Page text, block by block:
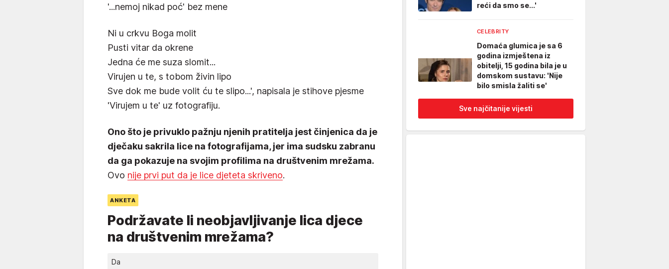
'...nemoj nikad poć' bez mene
Ni u crkvu Boga molit
Pusti vitar da okrene
Jedna će me suza slomit...
Virujen u te, s tobom živin lipo
Sve dok me bude volit ću te slipo...', napisala je stihove pjesme
'Virujem u te' uz fotografiju.
Ono što je privuklo pažnju njenih pratitelja jest činjenica da je
dječaku sakrila lice na fotografijama, jer ima sudsku zabranu
da ga pokazuje na svojim profilima na društvenim mrežama.
Ovo nije prvi put da je lice djeteta skriveno.
ANKETA
Podržavate li neobjavljivanje lica djece
na društvenim mrežama?
Da
reći da smo se...'
CELEBRITY
Domaća glumica je sa 6
godina izmještena iz
obitelji, 15 godina bila je u
domskom sustavu: 'Nije
bilo smisla žaliti se'
Sve najčitanije vijesti